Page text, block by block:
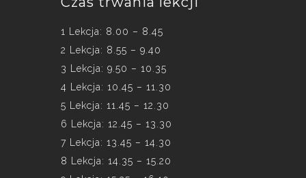
1 Lekcja: 8.00 – 8.45
2 Lekcja: 8.55 – 9.40
3 Lekcja: 9.50 – 10.35
4 Lekcja: 10.45 – 11.30
5 Lekcja: 11.45 – 12.30
6 Lekcja: 12.45 – 13.30
7 Lekcja: 13.45 – 14.30
8 Lekcja: 14.35 – 15.20